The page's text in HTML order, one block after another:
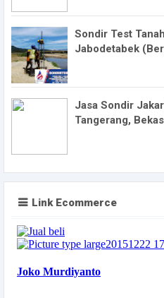
Sondir Test
Jabodetabek
Jasa Sondir
Tangerang,
Link Ecommerce